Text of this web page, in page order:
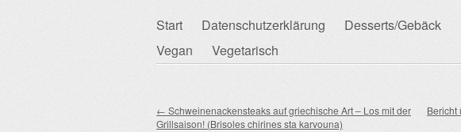
Hauptmenü
Zum
Inhalt
Start Datenschutzerklärung Desserts/Gebäck
Vegan
Vegetarisch
← Schweinenackensteaks auf griechische Art – Los mit der
Grillsaison! (Brisoles chirines sta karvouna)
Bericht